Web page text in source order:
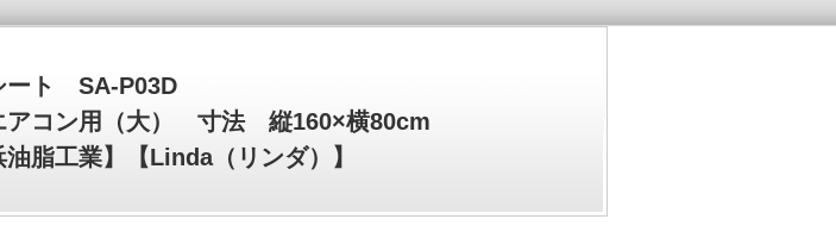
ート SA-P03D
アコン用（大） 寸法 縦160×横80cm
油脂工業】【Linda（リンダ）】